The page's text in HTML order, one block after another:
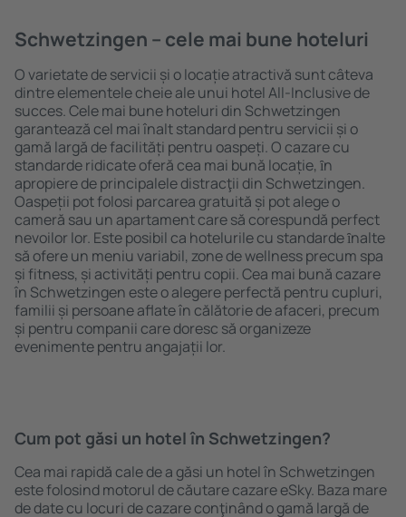
Schwetzingen – cele mai bune hoteluri
O varietate de servicii și o locație atractivă sunt câteva
dintre elementele cheie ale unui hotel All-Inclusive de
succes. Cele mai bune hoteluri din Schwetzingen
garantează cel mai înalt standard pentru servicii și o
gamă largă de facilități pentru oaspeți. O cazare cu
standarde ridicate oferă cea mai bună locație, ȋn
apropiere de principalele distracţii din Schwetzingen.
Oaspeții pot folosi parcarea gratuită și pot alege o
cameră sau un apartament care să corespundă perfect
nevoilor lor. Este posibil ca hotelurile cu standarde ȋnalte
să ofere un meniu variabil, zone de wellness precum spa
și fitness, și activități pentru copii. Cea mai bună cazare
în Schwetzingen este o alegere perfectă pentru cupluri,
familii și persoane aflate în călătorie de afaceri, precum
și pentru companii care doresc să organizeze
evenimente pentru angajații lor.
Cum pot găsi un hotel în Schwetzingen?
Cea mai rapidă cale de a găsi un hotel în Schwetzingen
este folosind motorul de căutare cazare eSky. Baza mare
de date cu locuri de cazare conţinând o gamă largă de